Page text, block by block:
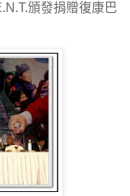
頒發捐贈復康巴